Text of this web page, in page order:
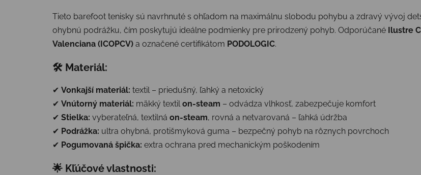
Tieto barefoot tenisky sú navrhnuté s ohľadom na maximálnu slobodu pohybu a zdravý vývoj
ohybnú podrážku, čím poskytujú ideálne podmienky pre prirodzený pohyb. Odporúčané Ilustre
Valenciana (ICOPCV) a označené certifikátom PODOLOGIC.
🛠 Materiál:
✔ Vonkajší materiál: textil – priedušný, ľahký a netoxický
✔ Vnútorný materiál: mäkký textilon-steam – odvádza vlhkosť, zabezpečuje komfort
✔ Stielka: vyberateľná, textilná on-steam, rovná a netvarovaná – ľahká údržba
✔ Podrážka: ultra ohybná, protišmyková guma – bezpečný pohyb na rôznych povrchoch
✔ Pogumovaná špička: extra ochrana pred mechanickým poškodením
🌟 Kľúčové vlastnosti: